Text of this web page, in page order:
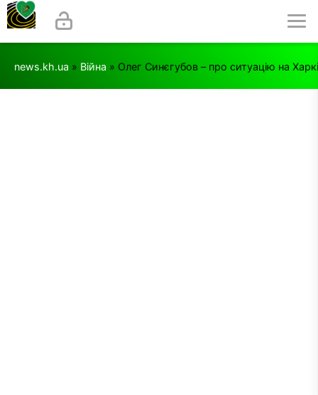
news.kh.ua » Війна » Олег Синєгубов – про ситуацію на